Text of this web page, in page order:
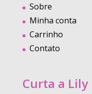
Sobre
Minha conta
Carrinho
Contato
Curta a